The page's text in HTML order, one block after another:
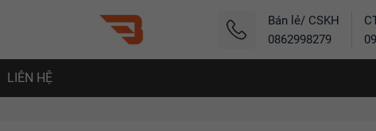
Bán lẻ/ CSKH
0862998279
LIÊN HỆ